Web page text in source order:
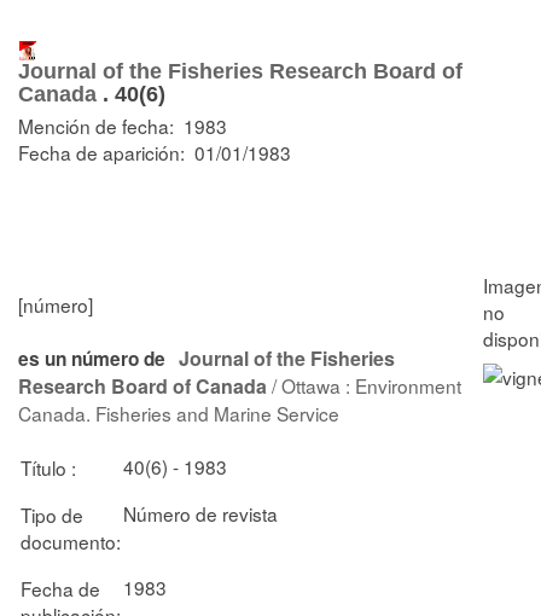
Journal of the Fisheries Research Board of
Canada . 40(6)
Mención de fecha: 1983
Fecha de aparición: 01/01/1983
[número]
es un número de Journal of the Fisheries
Research Board of Canada / Ottawa : Environment
Canada. Fisheries and Marine Service
Título :
40(6) - 1983
Tipo de
documento:
Número de revista
Fecha de
1983